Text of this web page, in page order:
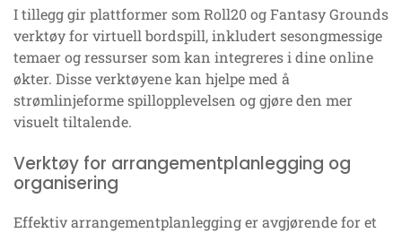
I tillegg gir plattformer som Roll20 og Fantasy Grounds
verktøy for virtuell bordspill, inkludert sesongmessige
temaer og ressurser som kan integreres i dine online
økter. Disse verktøyene kan hjelpe med å
strømlinjeforme spillopplevelsen og gjøre den mer
visuelt tiltalende.
Verktøy for arrangementplanlegging og
organisering
Effektiv arrangementplanlegging er avgjørende for et